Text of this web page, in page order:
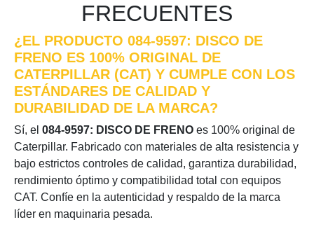
FRECUENTES
¿EL PRODUCTO 084-9597: DISCO DE
FRENO ES 100% ORIGINAL DE
CATERPILLAR (CAT) Y CUMPLE CON LOS
ESTÁNDARES DE CALIDAD Y
DURABILIDAD DE LA MARCA?
Sí, el 084-9597: DISCO DE FRENO es 100% original de
Caterpillar. Fabricado con materiales de alta resistencia y
bajo estrictos controles de calidad, garantiza durabilidad,
rendimiento óptimo y compatibilidad total con equipos
CAT. Confíe en la autenticidad y respaldo de la marca
líder en maquinaria pesada.